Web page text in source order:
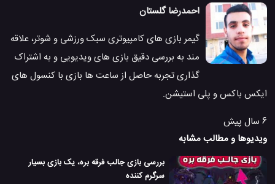
احمدرضا گلستان
گیمر بازی های کامپیوتری سبک ورزشی و شوتر، علاقه
مند به بررسی دقیق بازی های ویدیویی و به اشتراک
گذاری تجربه حاصل از ساعت ها بازی با کنسول های
ایکس باکس و پلی استیشن.
6 سال پیش
ویدیوها و مطالب مشابه
بررسی بازی جالب فرقه بره، یک بازی بسیار
سرگرم کننده